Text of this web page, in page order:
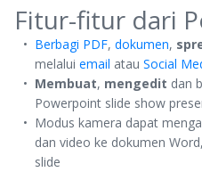
Fitur-fitur dari
Berbagi PDF,dokumen,
melalui email atau Social
Membuat, mengedit dan
Powerpoint slide show
Modus kamera dapat
dan video ke dokumen
slide